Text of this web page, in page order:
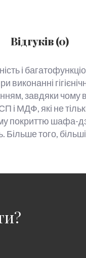
Відгуків (0)
і
завдяки чому
МДФ, які не
покриттю шафа-
Більше того,